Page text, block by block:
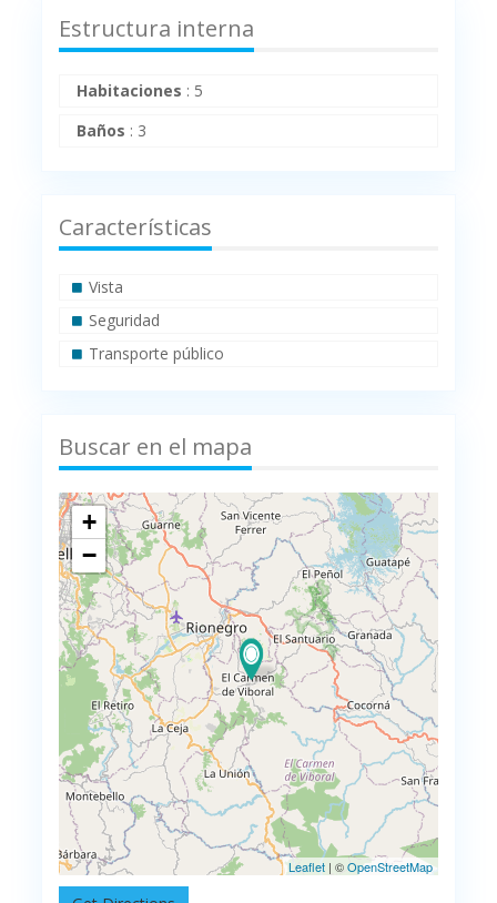
Estructura interna
Habitaciones : 5
Baños : 3
Características
Vista
Seguridad
Transporte público
Buscar en el mapa
+
−
Leaflet| ©OpenStreetMap